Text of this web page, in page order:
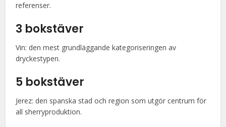
referenser.
3 bokstäver
Vin: den mest grundläggande kategoriseringen av
dryckestypen.
5 bokstäver
Jerez: den spanska stad och region som utgör centrum för
all sherryproduktion.